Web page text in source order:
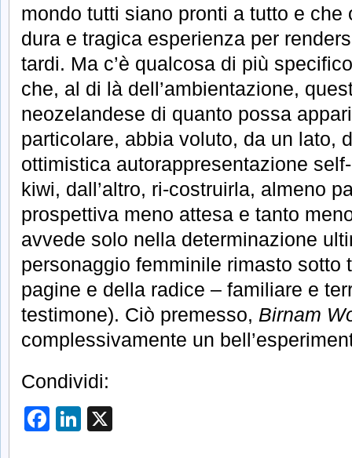
mondo tutti siano pronti a tutto e che
dura e tragica esperienza per
tardi. Ma c’è qualcosa di più
che, al di là dell’ambientazione,
neozelandese di quanto possa
particolare, abbia voluto, da un lato,
ottimistica autorappresentazione
kiwi, dall’altro, ri-costruirla, almeno
prospettiva meno attesa e tanto
avvede solo nella determinazione
personaggio femminile rimasto sotto
pagine e della radice – familiare e
testimone). Ciò premesso, Birnam
complessivamente un
Condividi:
Facebook
LinkedIn